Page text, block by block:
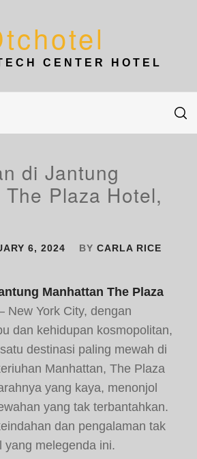
CENTER HOTEL
di Jantung
Plaza Hotel,
6, 2024 BY CARLA RICE
Manhattan The Plaza
New York City, dengan
dan kehidupan kosmopolitan,
destinasi paling mewah di
Manhattan, The Plaza
yang kaya, menonjol
yang tak terbantahkan.
dan pengalaman tak
yang melegenda ini.